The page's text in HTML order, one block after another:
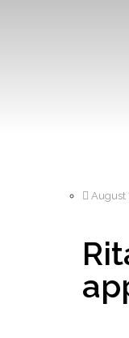
August